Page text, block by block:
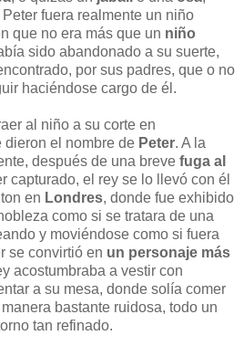
fuera realmente un niño
que no era más que un niño
sido abandonado a su suerte,
por sus padres, que o no
haciéndose cargo de él.
al niño a su corte en
dieron el nombre de Peter. A la
después de una breve fuga al
capturado, el rey se lo llevó con él
en Londres, donde fue exhibido
como si se tratara de una
y moviéndose como si fuera
se convirtió en un personaje más
acostumbraba a vestir con
a su mesa, donde solía comer
bastante ruidosa, todo un
tan refinado.